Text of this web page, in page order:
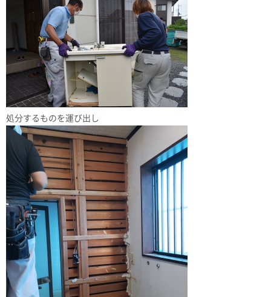
処分するものを運び出し